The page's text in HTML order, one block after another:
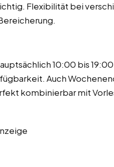
Flexibilität bei
10:00 bis
Auch
kombinierbar mit